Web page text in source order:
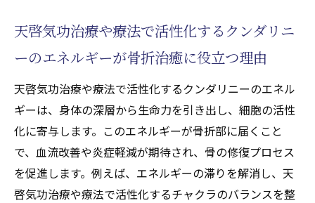
啓気功治療や療法)体験
複雑骨折の回復を導くエネルギーワークの実際
雑骨折回復の実例紹介
エネルギーワークが自然治癒力を高める仕
組み
複雑骨折後の生活改善に役立つ気功治療法
(天啓気功治療や療法)
天啓気功治療や療法で活性化するクンダリニ
ーのエネルギーが骨折治癒に役立つ理由
天啓気功治療や療法で活性化するクンダリニーのエネル
ギーは、身体の深層から生命力を引き出し、細胞の活性
化に寄与します。このエネルギーが骨折部に届くこと
で、血流改善や炎症軽減が期待され、骨の修復プロセス
を促進します。例えば、エネルギーの滞りを解消し、天
啓気功治療や療法で活性化するチャクラのバランスを整